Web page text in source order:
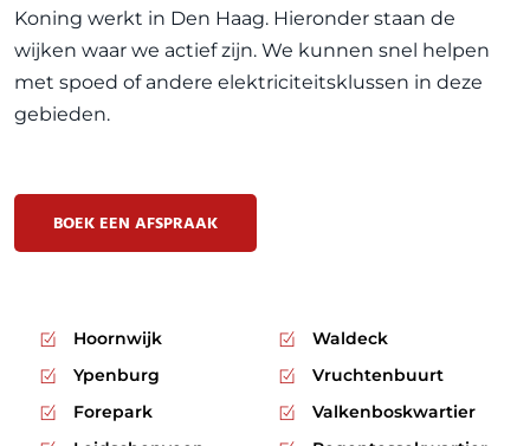
Koning werkt in Den Haag. Hieronder staan de
wijken waar we actief zijn. We kunnen snel helpen
met spoed of andere elektriciteitsklussen in deze
gebieden.
Hoornwijk
Ypenburg
Forepark
Waldeck
Vruchtenbuurt
Valkenboskwartier
BOEK EEN AFSPRAAK